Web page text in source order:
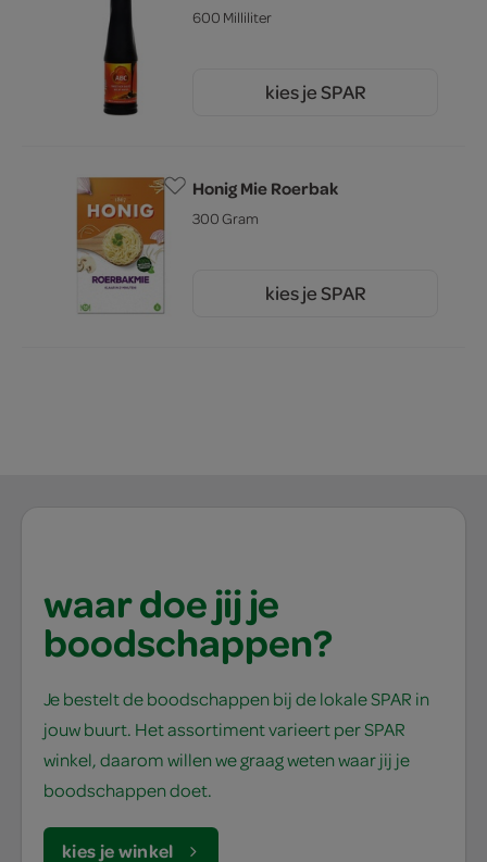
600 Milliliter
kies je SPAR
Honig Mie Roerbak
300 Gram
kies je SPAR
waar doe jij je
boodschappen?
Je bestelt de boodschappen bij de lokale SPAR in
jouw buurt. Het assortiment varieert per SPAR
winkel, daarom willen we graag weten waar jij je
boodschappen doet.
kies je winkel